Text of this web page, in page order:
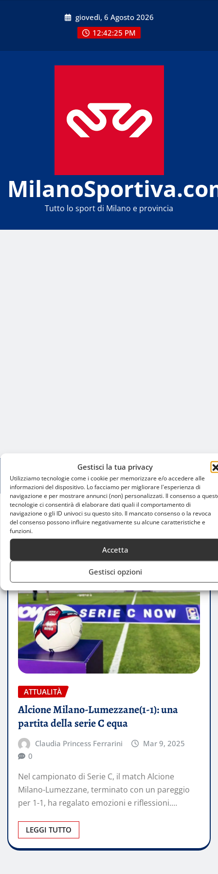
Gestisci la tua privacy
Utilizziamo tecnologie come i cookie per memorizzare e/o accedere alle
informazioni del dispositivo. Lo facciamo per migliorare l'esperienza di
navigazione e per mostrare annunci (non) personalizzati. Il consenso a
tecnologie ci consentirà di elaborare dati quali il comportamento di
navigazione o gli ID univoci su questo sito. Il mancato consenso o la revoca
del consenso possono influire negativamente su alcune caratteristiche e
funzioni.
Accetta
Gestisci opzioni
giovedì, 6 Agosto 2026
12:42:26 PM
Tutto lo sport di Milano e provincia
Home
Alcione Milano-Lumezzane(1-1): una partita della
serie C equa
ATTUALITÀ
Alcione Milano-Lumezzane(1-1): una
partita della serie C equa
Claudia Princess Ferrarini
Mar 9, 2025
0
Nel campionato di Serie C, il match Alcione
Milano-Lumezzane, terminato con un pareggio
per 1-1, ha regalato emozioni e riflessioni.…
LEGGI TUTTO